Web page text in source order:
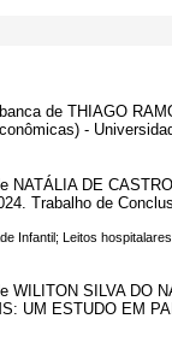
de THIAGO
-
DE
Trabalho de
Infantil; Leitos
WILITON SILVA DO
UM ESTUDO EM